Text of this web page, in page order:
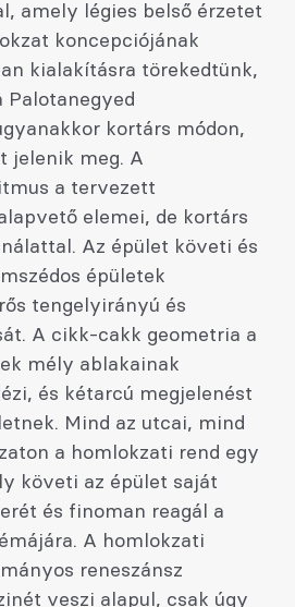
amely légies belső érzetet
koncepciójának
kialakításra törekedtünk,
kortárs módon,
jelenik meg. A
a tervezett
elemei, de kortárs
Az épület követi és
épületek
tengelyirányú és
A cikk-cakk geometria a
mély ablakainak
és kétarcú megjelenést
Mind az utcai, mind
a homlokzati rend egy
követi az épület saját
és finoman reagál a
A homlokzati
reneszánsz
veszi alapul, csak úgy